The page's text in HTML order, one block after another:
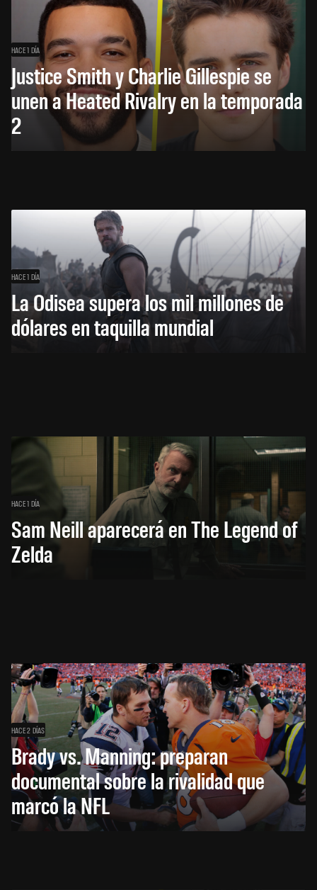
HACE 1 DÍA
Justice Smith y Charlie Gillespie se
unen a Heated Rivalry en la temporada
2
HACE 1 DÍA
La Odisea supera los mil millones de
dólares en taquilla mundial
HACE 1 DÍA
Sam Neill aparecerá en The Legend of
Zelda
HACE 2 DÍAS
Brady vs. Manning: preparan
documental sobre la rivalidad que
marcó la NFL